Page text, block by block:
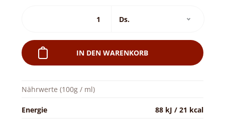
IN DEN WARENKORB
Nährwerte (100g / ml)
Energie 88 kJ / 21 kcal